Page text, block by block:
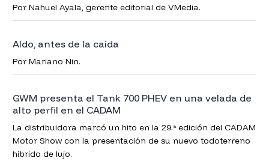
Por Nahuel Ayala, gerente editorial de VMedia.
Aldo, antes de la caída
Por Mariano Nin.
GWM presenta el Tank 700 PHEV en una velada de
alto perfil en el CADAM
La distribuidora marcó un hito en la 29.ª edición del CADAM
Motor Show con la presentación de su nuevo todoterreno
híbrido de lujo.